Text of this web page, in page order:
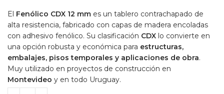
El Fenólico CDX 12 mm es un tablero contrachapado de
alta resistencia, fabricado con capas de madera encoladas
con adhesivo fenólico. Su clasificación CDX lo convierte en
una opción robusta y económica para estructuras,
embalajes, pisos temporales y aplicaciones de obra.
Muy utilizado en proyectos de construcción en
Montevideo y en todo Uruguay.